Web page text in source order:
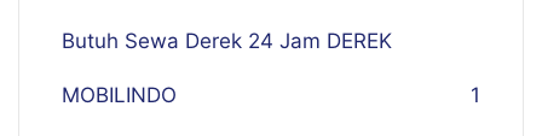
Butuh Sewa Derek 24 Jam DEREK
MOBILINDO 1